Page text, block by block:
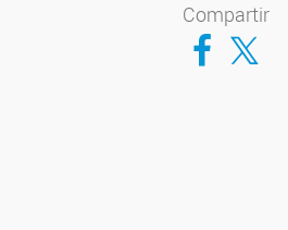
Compartir
Compartir en
Compartir